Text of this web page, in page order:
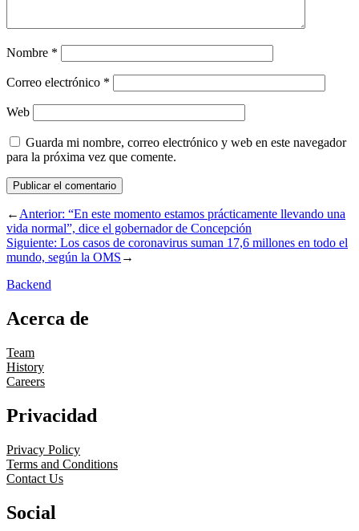
Nombre *
Correo electrónico *
Web
Guarda mi nombre, correo electrónico y web en este navegador
para la próxima vez que comente.
←Anterior: “En este momento estamos prácticamente llevando una
vida normal”, dice el gobernador de Concepción
Siguiente: Los casos de coronavirus suman 17,6 millones en todo el
mundo, según la OMS →
Backend
Acerca de
Team
History
Careers
Privacidad
Privacy Policy
Terms and Conditions
Contact Us
Social